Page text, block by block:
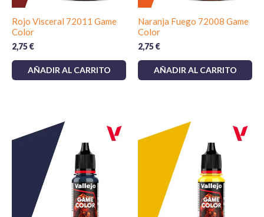
Rojo Visceral 72011 Game
Color
2,75€
AÑADIR AL CARRITO
Naranja Fuego 72008 Game
Color
2,75€
AÑADIR AL CARRITO